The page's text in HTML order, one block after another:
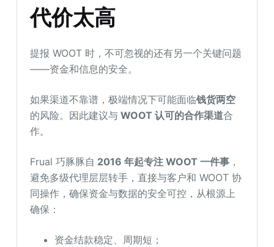
代价太高
提报 WOOT 时，不可忽视的还有另一个关键问题
——资金和信息的安全。
如果渠道不靠谱，极端情况下可能面临钱货两空
的风险。因此建议与 WOOT 认可的合作渠道合
作。
Frual 巧豚豚自 2016 年起专注 WOOT 一件事 ，
避免多级代理层层转手，直接与客户和 WOOT 协
同操作，确保资金与数据的安全可控，从根源上
确保：
资金结款稳定、周期短；